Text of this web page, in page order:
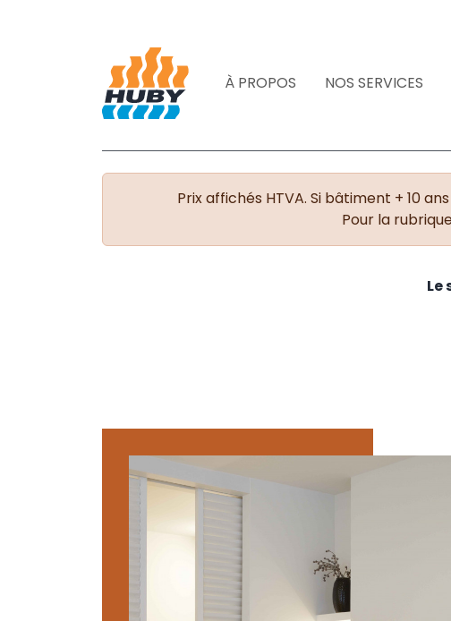
À PROPOS NOS SERVICES
Prix affichés HTVA. Si bâtiment + 10
Pour la
Le